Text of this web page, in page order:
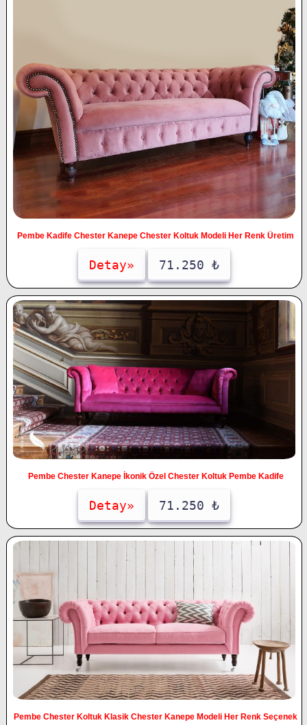
Pembe Kadife Chester Kanepe Chester Koltuk Modeli Her Renk Üretim
Detay» 71.250 ₺
Pembe Chester Kanepe İkonik Özel Chester Koltuk Pembe Kadife
Detay» 71.250 ₺
Pembe Chester Koltuk Klasik Chester Kanepe Modeli Her Renk Seçenek